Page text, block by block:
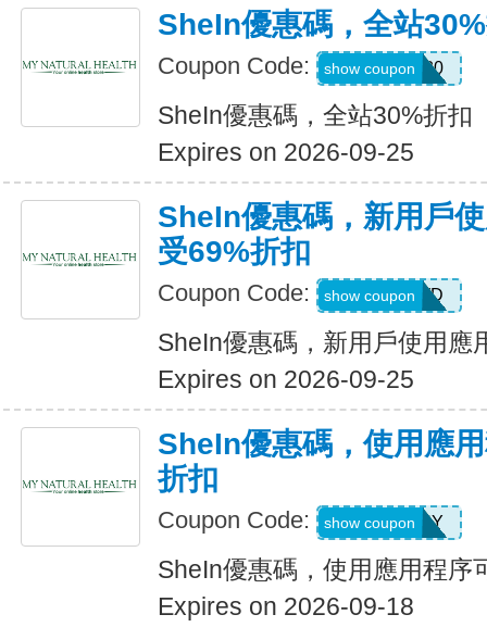
SheIn優惠碼，全站
Coupon Code: AFFILI30
show coupon
SheIn優惠碼，全站30%折扣
Expires on 2026-09-25
SheIn優惠碼，新用戶
受69%折扣
Coupon Code: HR2TQWD
show coupon
SheIn優惠碼，新用戶使用應
Expires on 2026-09-25
SheIn優惠碼，使用應
折扣
Coupon Code: 6FANY
show coupon
SheIn優惠碼，使用應用程序
Expires on 2026-09-18